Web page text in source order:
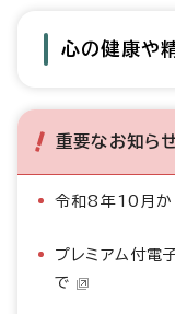
心の健康や
重要なお知ら
令和8年10月か
プレミアム付電
で